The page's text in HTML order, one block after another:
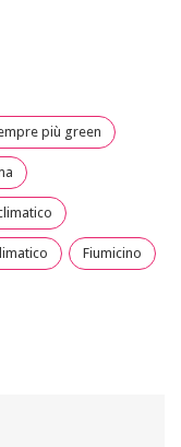
più green
Fiumicino